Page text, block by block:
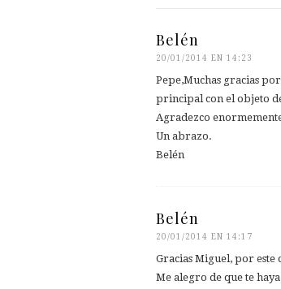
Belén
20/01/2014 EN 14:23
Pepe,Muchas gracias
principal con el objeto
Agradezco
Un abrazo.
Belén
Belén
20/01/2014 EN 14:17
Gracias Miguel, por
Me alegro de que te